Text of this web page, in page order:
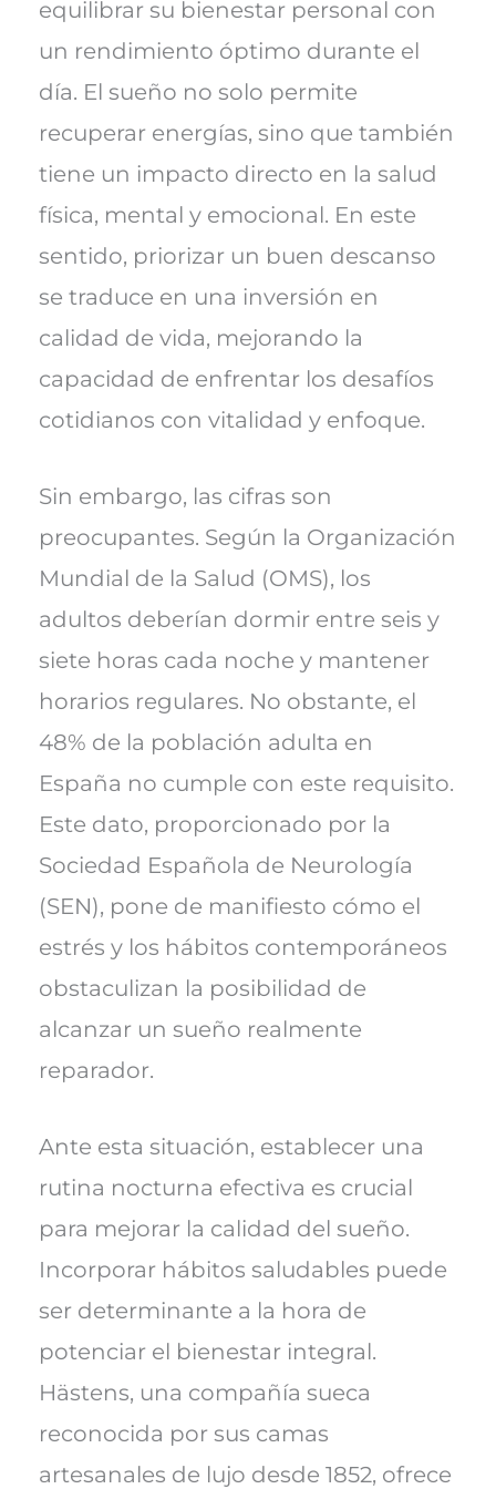
equilibrar su bienestar personal con
un rendimiento óptimo durante el
día. El sueño no solo permite
recuperar energías, sino que también
tiene un impacto directo en la salud
física, mental y emocional. En este
sentido, priorizar un buen descanso
se traduce en una inversión en
calidad de vida, mejorando la
capacidad de enfrentar los desafíos
cotidianos con vitalidad y enfoque.
Sin embargo, las cifras son
preocupantes. Según la Organización
Mundial de la Salud (OMS), los
adultos deberían dormir entre seis y
siete horas cada noche y mantener
horarios regulares. No obstante, el
48% de la población adulta en
España no cumple con este requisito.
Este dato, proporcionado por la
Sociedad Española de Neurología
(SEN), pone de manifiesto cómo el
estrés y los hábitos contemporáneos
obstaculizan la posibilidad de
alcanzar un sueño realmente
reparador.
Ante esta situación, establecer una
rutina nocturna efectiva es crucial
para mejorar la calidad del sueño.
Incorporar hábitos saludables puede
ser determinante a la hora de
potenciar el bienestar integral.
Hästens, una compañía sueca
reconocida por sus camas
artesanales de lujo desde 1852, ofrece